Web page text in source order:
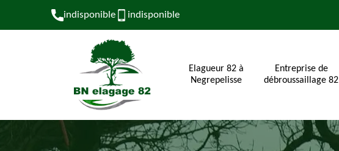
indisponible indisponible
Elagueur 82 à
Negrepelisse
Entreprise de
débroussaillage 82